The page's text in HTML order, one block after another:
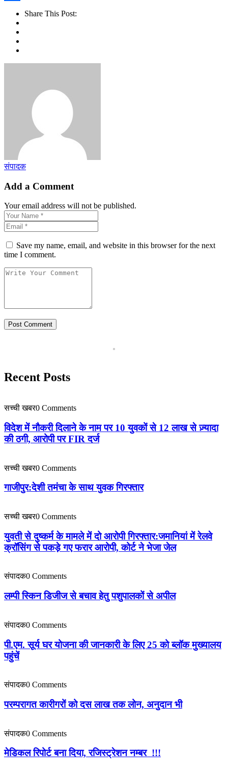
Share This Post:
संपादक
Add a Comment
Your email address will not be published.
Save my name, email, and website in this browser for the next
time I comment.
Recent Posts
सच्ची खबर0 Comments
विदेश में नौकरी दिलाने के नाम पर 10 युवकों से 12 लाख से ज़्यादा
की ठगी, आरोपी पर FIR दर्ज
सच्ची खबर0 Comments
गाजीपुर:देशी तमंचा के साथ युवक गिरफ्तार
सच्ची खबर0 Comments
युवती से दुष्कर्म के मामले में दो आरोपी गिरफ्तार:जमानियां में रेलवे
क्रॉसिंग से पकड़े गए फरार आरोपी, कोर्ट ने भेजा जेल
संपादक0 Comments
लम्पी स्किन डिजीज से बचाव हेतु पशुपालकों से अपील
संपादक0 Comments
पी.एम. सूर्य घर योजना की जानकारी के लिए 25 को ब्लॉक मुख्यालय
पहुंचें
संपादक0 Comments
परम्परागत कारीगरों को दस लाख तक लोन, अनुदान भी
संपादक0 Comments
मेडिकल रिपोर्ट बना दिया, रजिस्ट्रेशन नम्बर !!!